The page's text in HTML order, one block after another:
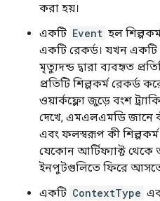
করা হয়।
একটি Event হল
একটি রেকর্ড। যখন একটি
মৃত্যুদন্ড দ্বারা ব্যবহৃত
প্রতিটি শিল্পকর্ম রেকর্ড
ওয়ার্কফ্লো জুড়ে বংশ
দেখে, এমএলএমডি জানে
এবং ফলস্বরূপ কী
যেকোন আর্টিফ্যাক্ট থেকে
ইনপুটগুলিতে ফিরে আসতে
একটি ContextType